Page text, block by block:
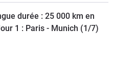
durée : 25 000 km en
1 : Paris - Munich (1/7)